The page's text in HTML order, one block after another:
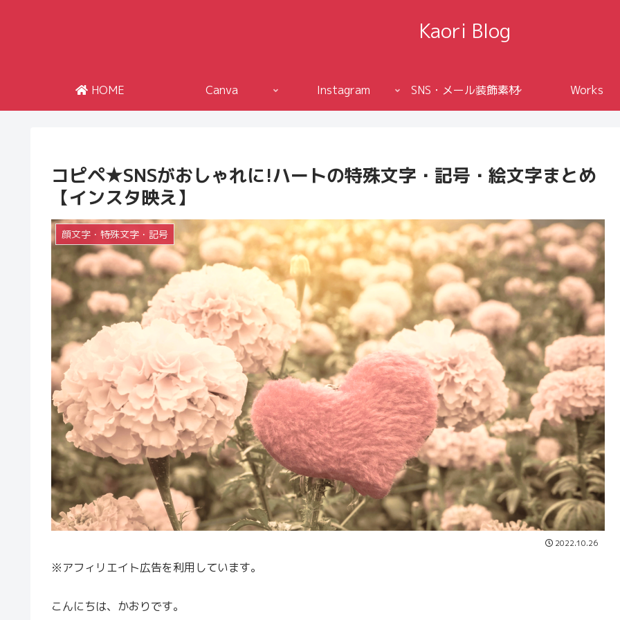
Kaori Blog
HOME Canva Instagram SNS・メール装飾素材 Works
コピペ★SNSがおしゃれに!ハートの特殊文字・記号・絵文字まとめ
【インスタ映え】
顔文字・特殊文字・記号
2022.10.26
※アフィリエイト広告を利用しています。
こんにちは、かおりです。